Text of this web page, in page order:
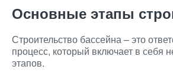
Основные этапы
Строительство бассейна – это
процесс, который включает в себя
этапов.